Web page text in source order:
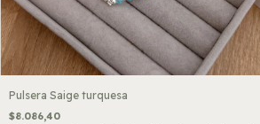
Pulsera Saige turquesa
$8.086,40